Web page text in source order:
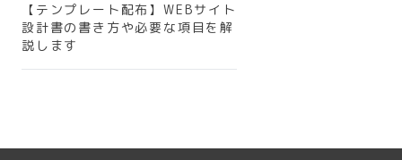
【テンプレート配布】WEBサイト
設計書の書き方や必要な項目を解
説します